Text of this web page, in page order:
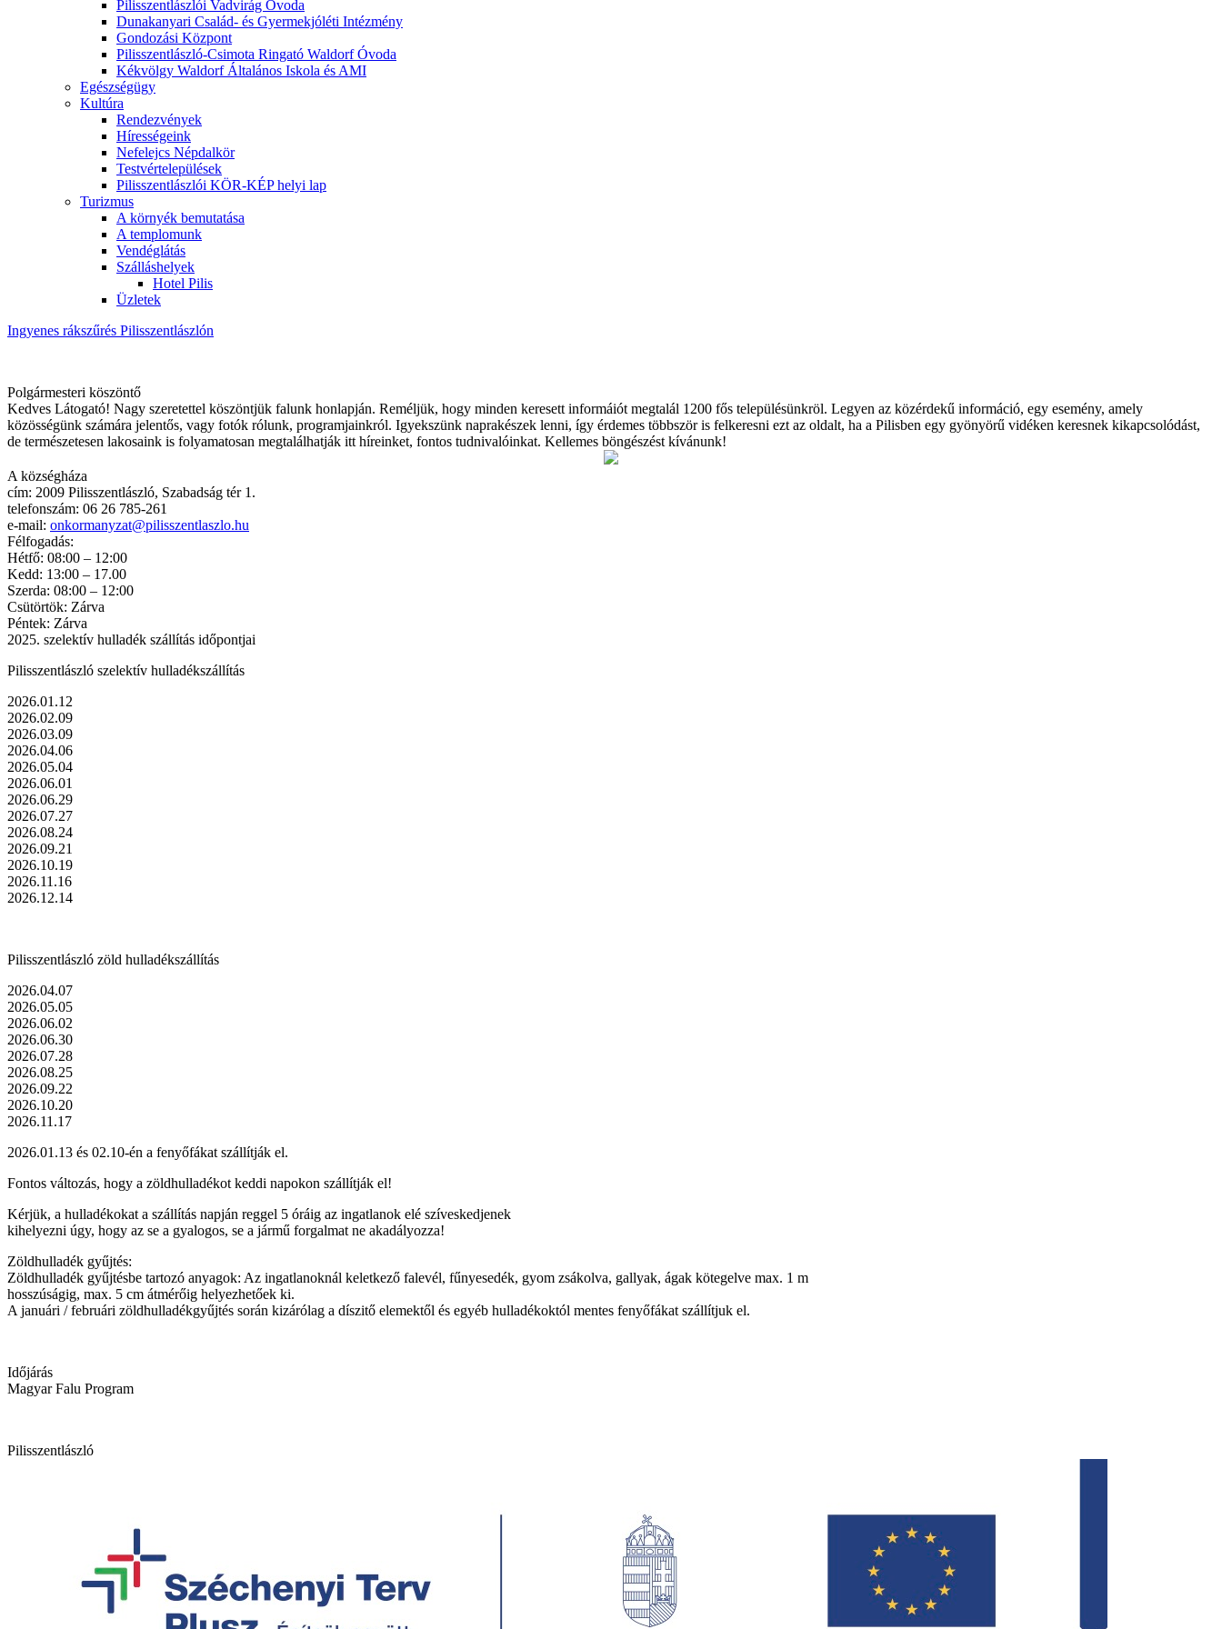
Pilisszentlászlói Vadvirág Óvoda
Dunakanyari Család- és Gyermekjóléti Intézmény
Gondozási Központ
Pilisszentlászló-Csimota Ringató Waldorf Óvoda
Kékvölgy Waldorf Általános Iskola és AMI
Egészségügy
Kultúra
Rendezvények
Hírességeink
Nefelejcs Népdalkör
Testvértelepülések
Pilisszentlászlói KÖR-KÉP helyi lap
Turizmus
A környék bemutatása
A templomunk
Vendéglátás
Szálláshelyek
Hotel Pilis
Üzletek
Ingyenes rákszűrés Pilisszentlászlón
Polgármesteri köszöntő
Kedves Látogató! Nagy szeretettel köszöntjük falunk honlapján. Reméljük, hogy minden keresett informáiót megtalál 1200 fős településünkröl. Legyen az közérdekű információ, egy esemény, amely
közösségünk számára jelentős, vagy fotók rólunk, programjainkról. Igyekszünk naprakészek lenni, így érdemes többször is felkeresni ezt az oldalt, ha a Pilisben egy gyönyörű vidéken keresnek kikapcsolódást,
de természetesen lakosaink is folyamatosan megtalálhatják itt híreinket, fontos tudnivalóinkat. Kellemes böngészést kívánunk!
A községháza
cím: 2009 Pilisszentlászló, Szabadság tér 1.
telefonszám: 06 26 785-261
e-mail: onkormanyzat@pilisszentlaszlo.hu
Félfogadás:
Hétfő: 08:00 – 12:00
Kedd: 13:00 – 17.00
Szerda: 08:00 – 12:00
Csütörtök: Zárva
Péntek: Zárva
2025. szelektív hulladék szállítás időpontjai
Pilisszentlászló szelektív hulladékszállítás
2026.01.12
2026.02.09
2026.03.09
2026.04.06
2026.05.04
2026.06.01
2026.06.29
2026.07.27
2026.08.24
2026.09.21
2026.10.19
2026.11.16
2026.12.14
Pilisszentlászló zöld hulladékszállítás
2026.04.07
2026.05.05
2026.06.02
2026.06.30
2026.07.28
2026.08.25
2026.09.22
2026.10.20
2026.11.17
2026.01.13 és 02.10-én a fenyőfákat szállítják el.
Fontos változás, hogy a zöldhulladékot keddi napokon szállítják el!
Kérjük, a hulladékokat a szállítás napján reggel 5 óráig az ingatlanok elé szíveskedjenek
kihelyezni úgy, hogy az se a gyalogos, se a jármű forgalmat ne akadályozza!
Zöldhulladék gyűjtés:
Zöldhulladék gyűjtésbe tartozó anyagok: Az ingatlanoknál keletkező falevél, fűnyesedék, gyom zsákolva, gallyak, ágak kötegelve max. 1 m
hosszúságig, max. 5 cm átmérőig helyezhetőek ki.
A januári / februári zöldhulladékgyűjtés során kizárólag a díszitő elemektől és egyéb hulladékoktól mentes fenyőfákat szállítjuk el.
Időjárás
Magyar Falu Program
Pilisszentlászló